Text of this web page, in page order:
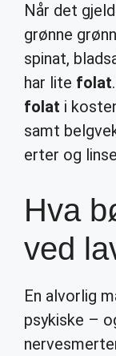
Når det
grønne
spinat,
har lite folat
folat i
samt
erter og
Hva
ved
En alvorlig
psykiske –